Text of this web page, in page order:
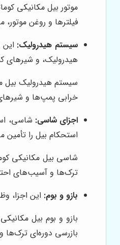
موتور بیل مکانیکی
فیلترها و روغن
سیستم هیدرولیک:
هیدرولیک، و شیرهای
سیستم هیدرولیک بیل
خرابی پمپ‌ها و
اجزای شاسی: شاسی،
استحکام بیل را تأمین
شاسی بیل مکانیکی
ترک‌ها و آسیب‌های
بازو و بوم: این اجزا،
بازو و بوم بیل
بازرسی دوره‌ای ترک‌ها